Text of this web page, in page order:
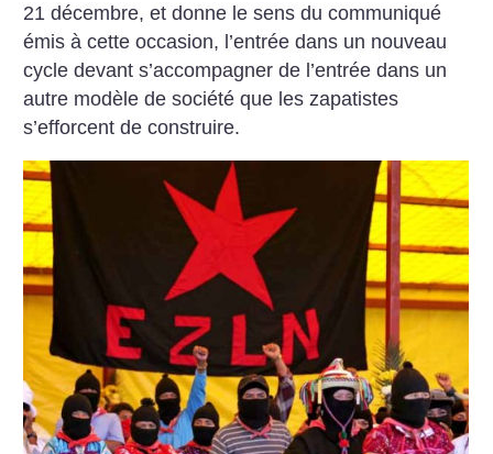
21 décembre, et donne le sens du communiqué
émis à cette occasion, l’entrée dans un nouveau
cycle devant s’accompagner de l’entrée dans un
autre modèle de société que les zapatistes
s’efforcent de construire.